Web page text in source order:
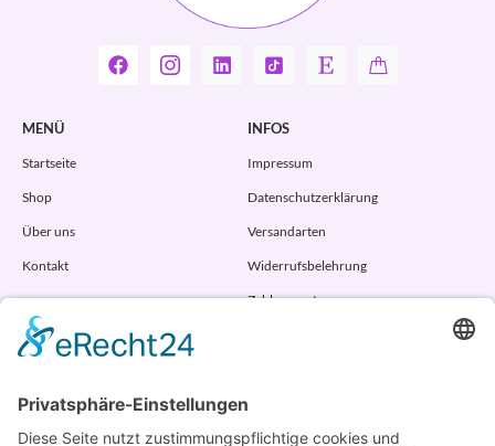
MENÜ
Startseite
Shop
Über uns
Kontakt
INFOS
Impressum
Datenschutzerklärung
Versandarten
Widerrufsbelehrung
Zahlungsarten